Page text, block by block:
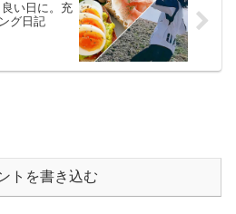
い日に。充
グ日記
トを書き込む